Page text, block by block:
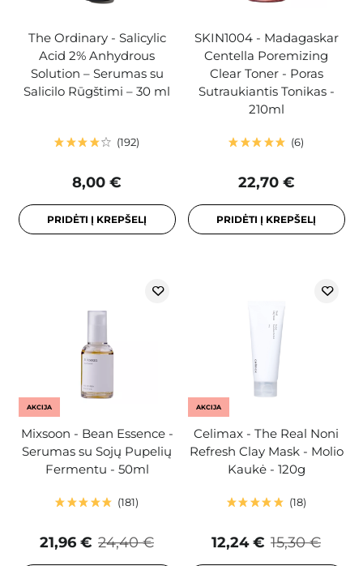
The Ordinary - Salicylic
Acid 2% Anhydrous
Solution – Serumas su
Salicilo Rūgštimi – 30 ml
192
8,00 €
PRIDĖTI Į KREPŠELĮ
SKIN1004 - Madagaskar
Centella Poremizing
Clear Toner - Poras
Sutraukiantis Tonikas -
210ml
6
22,70 €
PRIDĖTI Į KREPŠELĮ
AKCIJA
Mixsoon - Bean Essence -
Serumas su Sojų Pupelių
Fermentu - 50ml
181
24,40 €
21,96 €
AKCIJA
Celimax - The Real Noni
Refresh Clay Mask - Molio
Kaukė - 120g
18
15,30 €
12,24 €